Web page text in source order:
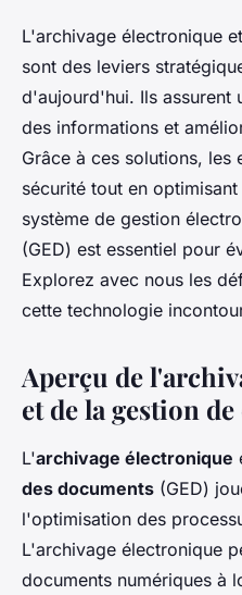
Archivage
documents,
données ged:
toutes
Alicia•24 septembre 2024•3
L'archivage électronique
sont des leviers
d'aujourd'hui. Ils assurent
des informations et
Grâce à ces solutions, les
sécurité tout en
système de gestion
(GED) est essentiel pour
Explorez avec nous les
cette technologie
Aperçu de
et de la gestion
L'archivage électronique
des documents (GED)
l'optimisation des
L'archivage électronique
documents numériques à